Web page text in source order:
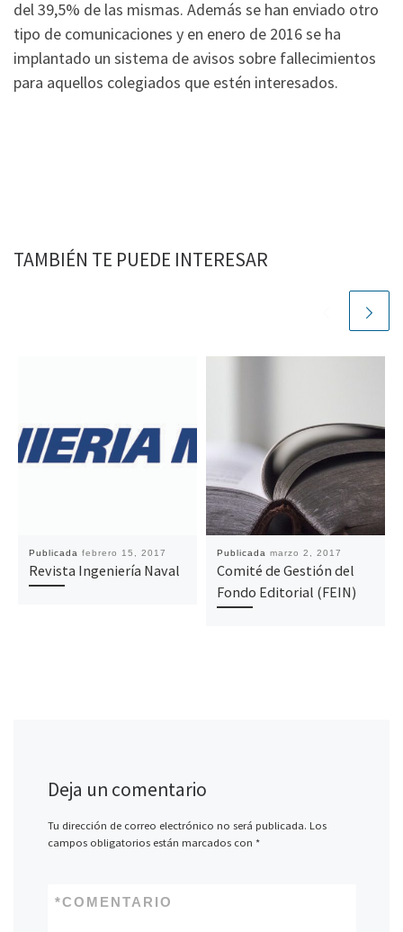
del 39,5% de las mismas. Además se han enviado otro
tipo de comunicaciones y en enero de 2016 se ha
implantado un sistema de avisos sobre fallecimientos
para aquellos colegiados que estén interesados.
TAMBIÉN TE PUEDE INTERESAR
Publicada febrero 15, 2017
Revista Ingeniería Naval
Publicada marzo 2, 2017
Comité de Gestión del
Fondo Editorial (FEIN)
Deja un comentario
Tu dirección de correo electrónico no será publicada. Los
campos obligatorios están marcados con *
COMENTARIO
*